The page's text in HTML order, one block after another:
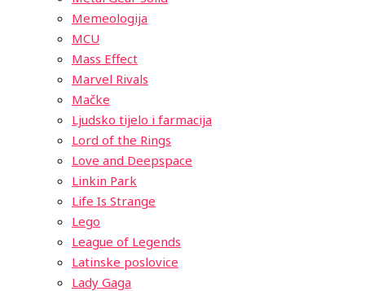
Memeologija
MCU
Mass Effect
Marvel Rivals
Mačke
Ljudsko tijelo i farmacija
Lord of the Rings
Love and Deepspace
Linkin Park
Life Is Strange
Lego
League of Legends
Latinske poslovice
Lady Gaga